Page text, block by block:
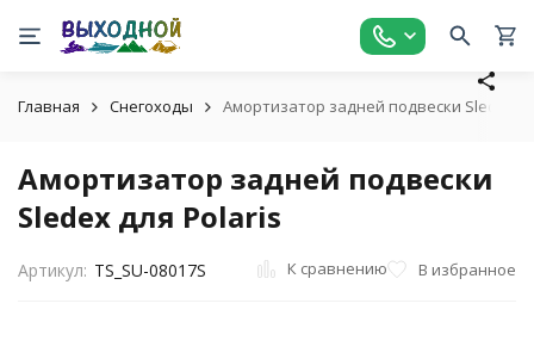
Главная Снегоходы Амортизатор задней подвески Sledex
Амортизатор задней подвески
Sledex для Polaris
Артикул: TS_SU-08017S К сравнению В избранное